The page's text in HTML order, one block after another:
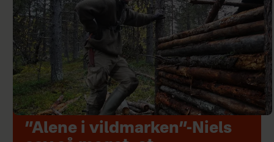
”Alene i vildmarken”-Niels